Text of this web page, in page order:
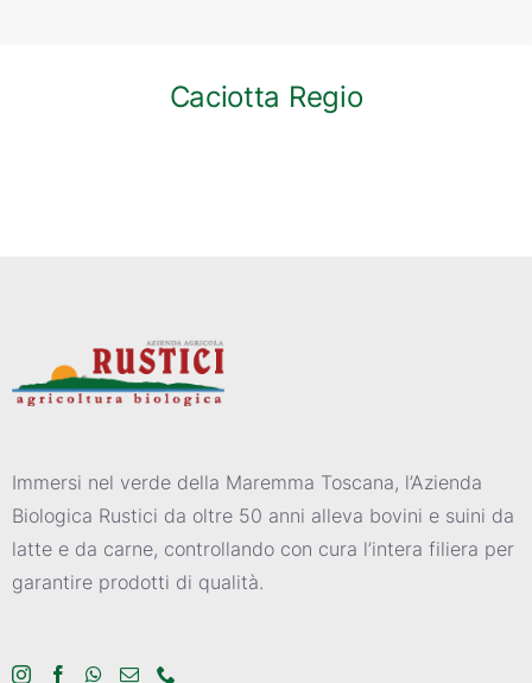
Caciotta Regio
Immersi nel verde della Maremma Toscana, l’Azienda
Biologica Rustici da oltre 50 anni alleva bovini e suini da
latte e da carne, controllando con cura l’intera filiera per
garantire prodotti di qualità.